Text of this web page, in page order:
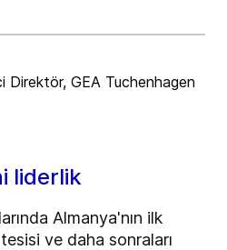
Direktör, GEA Tuchenhagen
liderlik
Almanya'nın ilk
ve daha sonraları